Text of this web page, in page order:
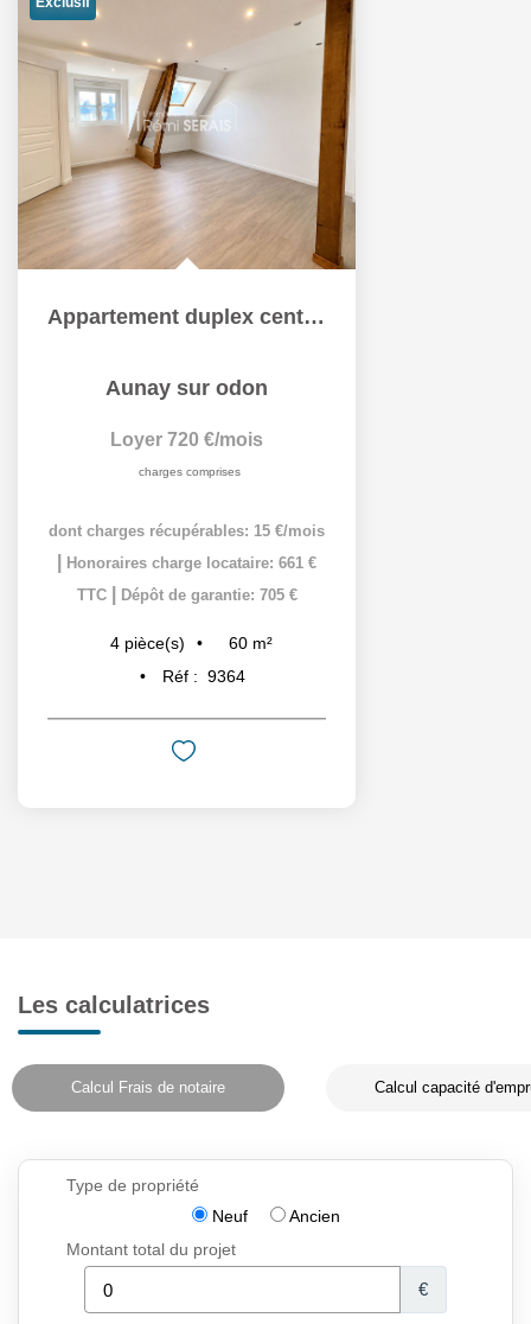
Appartement duplex centre Aunay sur Odon
Aunay sur odon
Loyer 720 €/mois
charges comprises
dont charges récupérables: 15 €/mois
Honoraires charge locataire: 661 €
TTC
Dépôt de garantie: 705 €
4 pièce(s) 60 m²
Réf : 9364
Les calculatrices
Calcul Frais de notaire Calcul capacité